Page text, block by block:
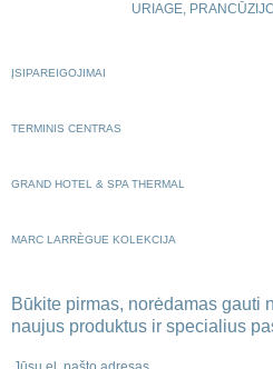
URIAGE,
ĮSIPAREIGOJIMAI
TERMINIS CENTRAS
GRAND HOTEL & SPA THERMAL
MARC LARRÈGUE KOLEKCIJA
Būkite pirmas, norėdamas gauti
naujus produktus ir specialius
Jūsų el. pašto adresas